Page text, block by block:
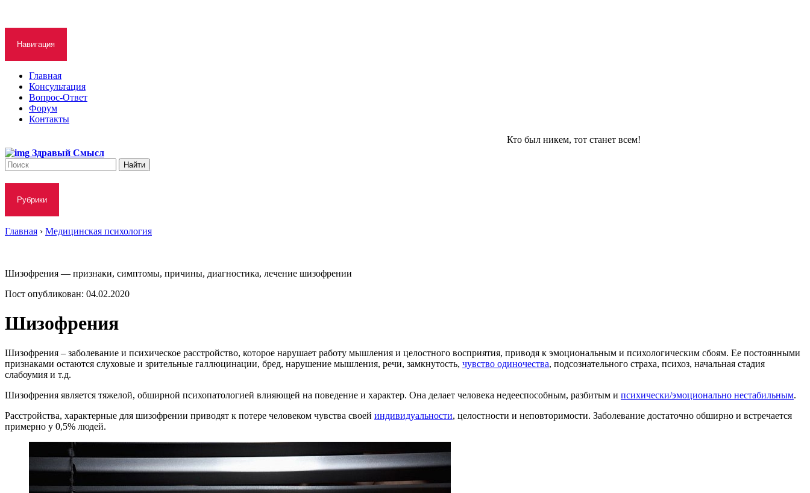
Навигация
Главная
Консультация
Вопрос-Ответ
Форум
Контакты
Кто был никем, тот станет всем!
Здравый Смысл
Рубрики
Главная › Медицинская психология
Шизофрения — признаки, симптомы, причины, диагностика, лечение шизофрении
Пост опубликован: 04.02.2020
Шизофрения
Шизофрения – заболевание и психическое расстройство, которое нарушает работу мышления и целостного восприятия, приводя к эмоциональным и психологическим сбоям. Ее постоянными
признаками остаются слуховые и зрительные галлюцинации, бред, нарушение мышления, речи, замкнутость, чувство одиночества, подсознательного страха, психоз, начальная стадия
слабоумия и т.д.
Шизофрения является тяжелой, обширной психопатологией влияющей на поведение и характер. Она делает человека недееспособным, разбитым и психически/эмоционально нестабильным.
Расстройства, характерные для шизофрении приводят к потере человеком чувства своей индивидуальности, целостности и неповторимости. Заболевание достаточно обширно и встречается
примерно у 0,5% людей.